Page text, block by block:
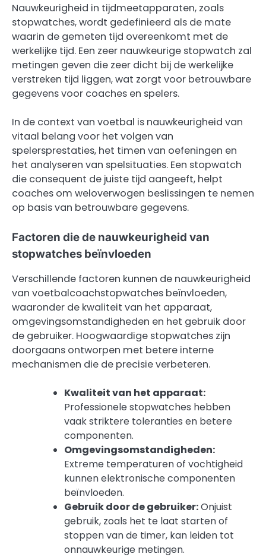
Nauwkeurigheid in tijdmeetapparaten, zoals
stopwatches, wordt gedefinieerd als de mate
waarin de gemeten tijd overeenkomt met de
werkelijke tijd. Een zeer nauwkeurige stopwatch zal
metingen geven die zeer dicht bij de werkelijke
verstreken tijd liggen, wat zorgt voor betrouwbare
gegevens voor coaches en spelers.
In de context van voetbal is nauwkeurigheid van
vitaal belang voor het volgen van
spelersprestaties, het timen van oefeningen en
het analyseren van spelsituaties. Een stopwatch
die consequent de juiste tijd aangeeft, helpt
coaches om weloverwogen beslissingen te nemen
op basis van betrouwbare gegevens.
Factoren die de nauwkeurigheid van
stopwatches beïnvloeden
Verschillende factoren kunnen de nauwkeurigheid
van voetbalcoachstopwatches beïnvloeden,
waaronder de kwaliteit van het apparaat,
omgevingsomstandigheden en het gebruik door
de gebruiker. Hoogwaardige stopwatches zijn
doorgaans ontworpen met betere interne
mechanismen die de precisie verbeteren.
Kwaliteit van het apparaat:
Professionele stopwatches hebben
vaak striktere toleranties en betere
componenten.
Omgevingsomstandigheden:
Extreme temperaturen of vochtigheid
kunnen elektronische componenten
beïnvloeden.
Gebruik door de gebruiker:Onjuist
gebruik, zoals het te laat starten of
stoppen van de timer, kan leiden tot
onnauwkeurige metingen.